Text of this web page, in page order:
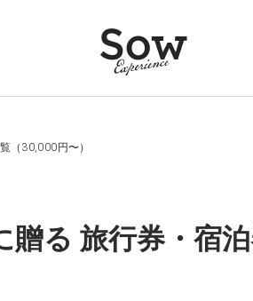
（30,000円〜）
贈る 旅行券・宿